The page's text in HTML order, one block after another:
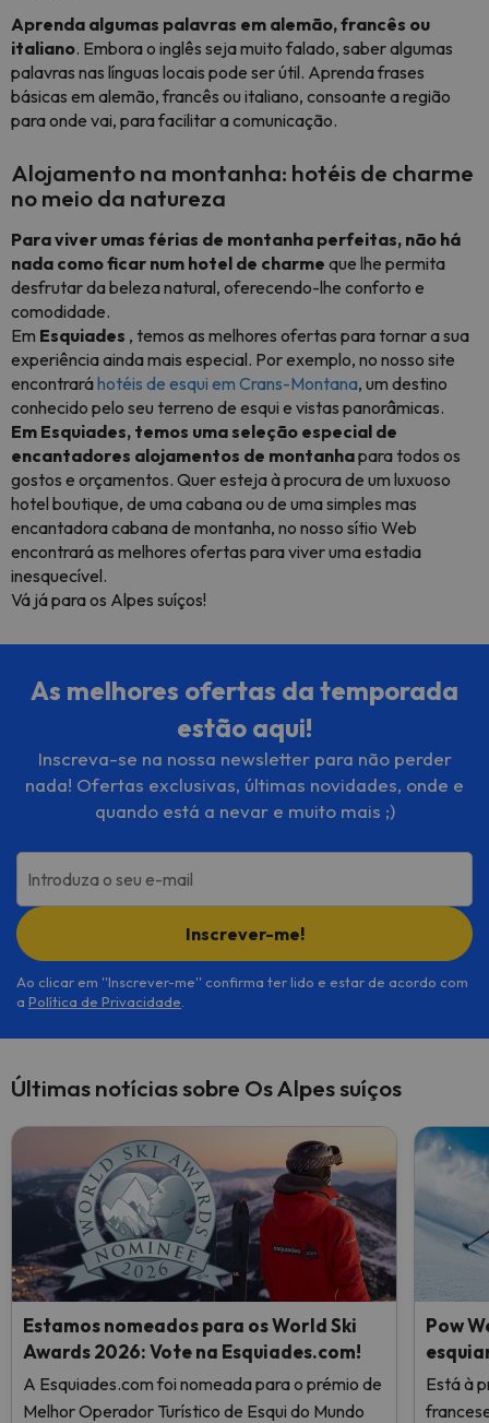
Aprenda algumas palavras em alemão, francês ou
italiano. Embora o inglês seja muito falado, saber algumas
palavras nas línguas locais pode ser útil. Aprenda frases
básicas em alemão, francês ou italiano, consoante a região
para onde vai, para facilitar a comunicação.
Alojamento na montanha: hotéis de charme
no meio da natureza
Para viver umas férias de montanha perfeitas, não há
nada como ficar num hotel de charme que lhe permita
desfrutar da beleza natural, oferecendo-lhe conforto e
comodidade.
Em Esquiades , temos as melhores ofertas para tornar a sua
experiência ainda mais especial. Por exemplo, no nosso site
encontraráhotéis de esqui em Crans-Montana, um destino
conhecido pelo seu terreno de esqui e vistas panorâmicas.
Em Esquiades, temos uma seleção especial de
encantadores alojamentos de montanhapara todos os
gostos e orçamentos. Quer esteja à procura de um luxuoso
hotel boutique, de uma cabana ou de uma simples mas
encantadora cabana de montanha, no nosso sítio Web
encontrará as melhores ofertas para viver uma estadia
inesquecível.
Vá já para os Alpes suíços!
As melhores ofertas da temporada
estão aqui!
Inscreva-se na nossa newsletter para não perder
nada! Ofertas exclusivas, últimas novidades, onde e
quando está a nevar e muito mais ;)
Introduza o seu e-mail
Inscrever-me!
Ao clicar em ''Inscrever-me'' confirma ter lido e estar de acordo com
a Política de Privacidade
Últimas notícias sobre Os Alpes suíços
Estamos nomeados para os World Ski
Awards 2026: Vote na Esquiades.com!
A Esquiades.com foi nomeada para o prémio de
Melhor Operador Turístico de Esqui do Mundo
Pow
Está à